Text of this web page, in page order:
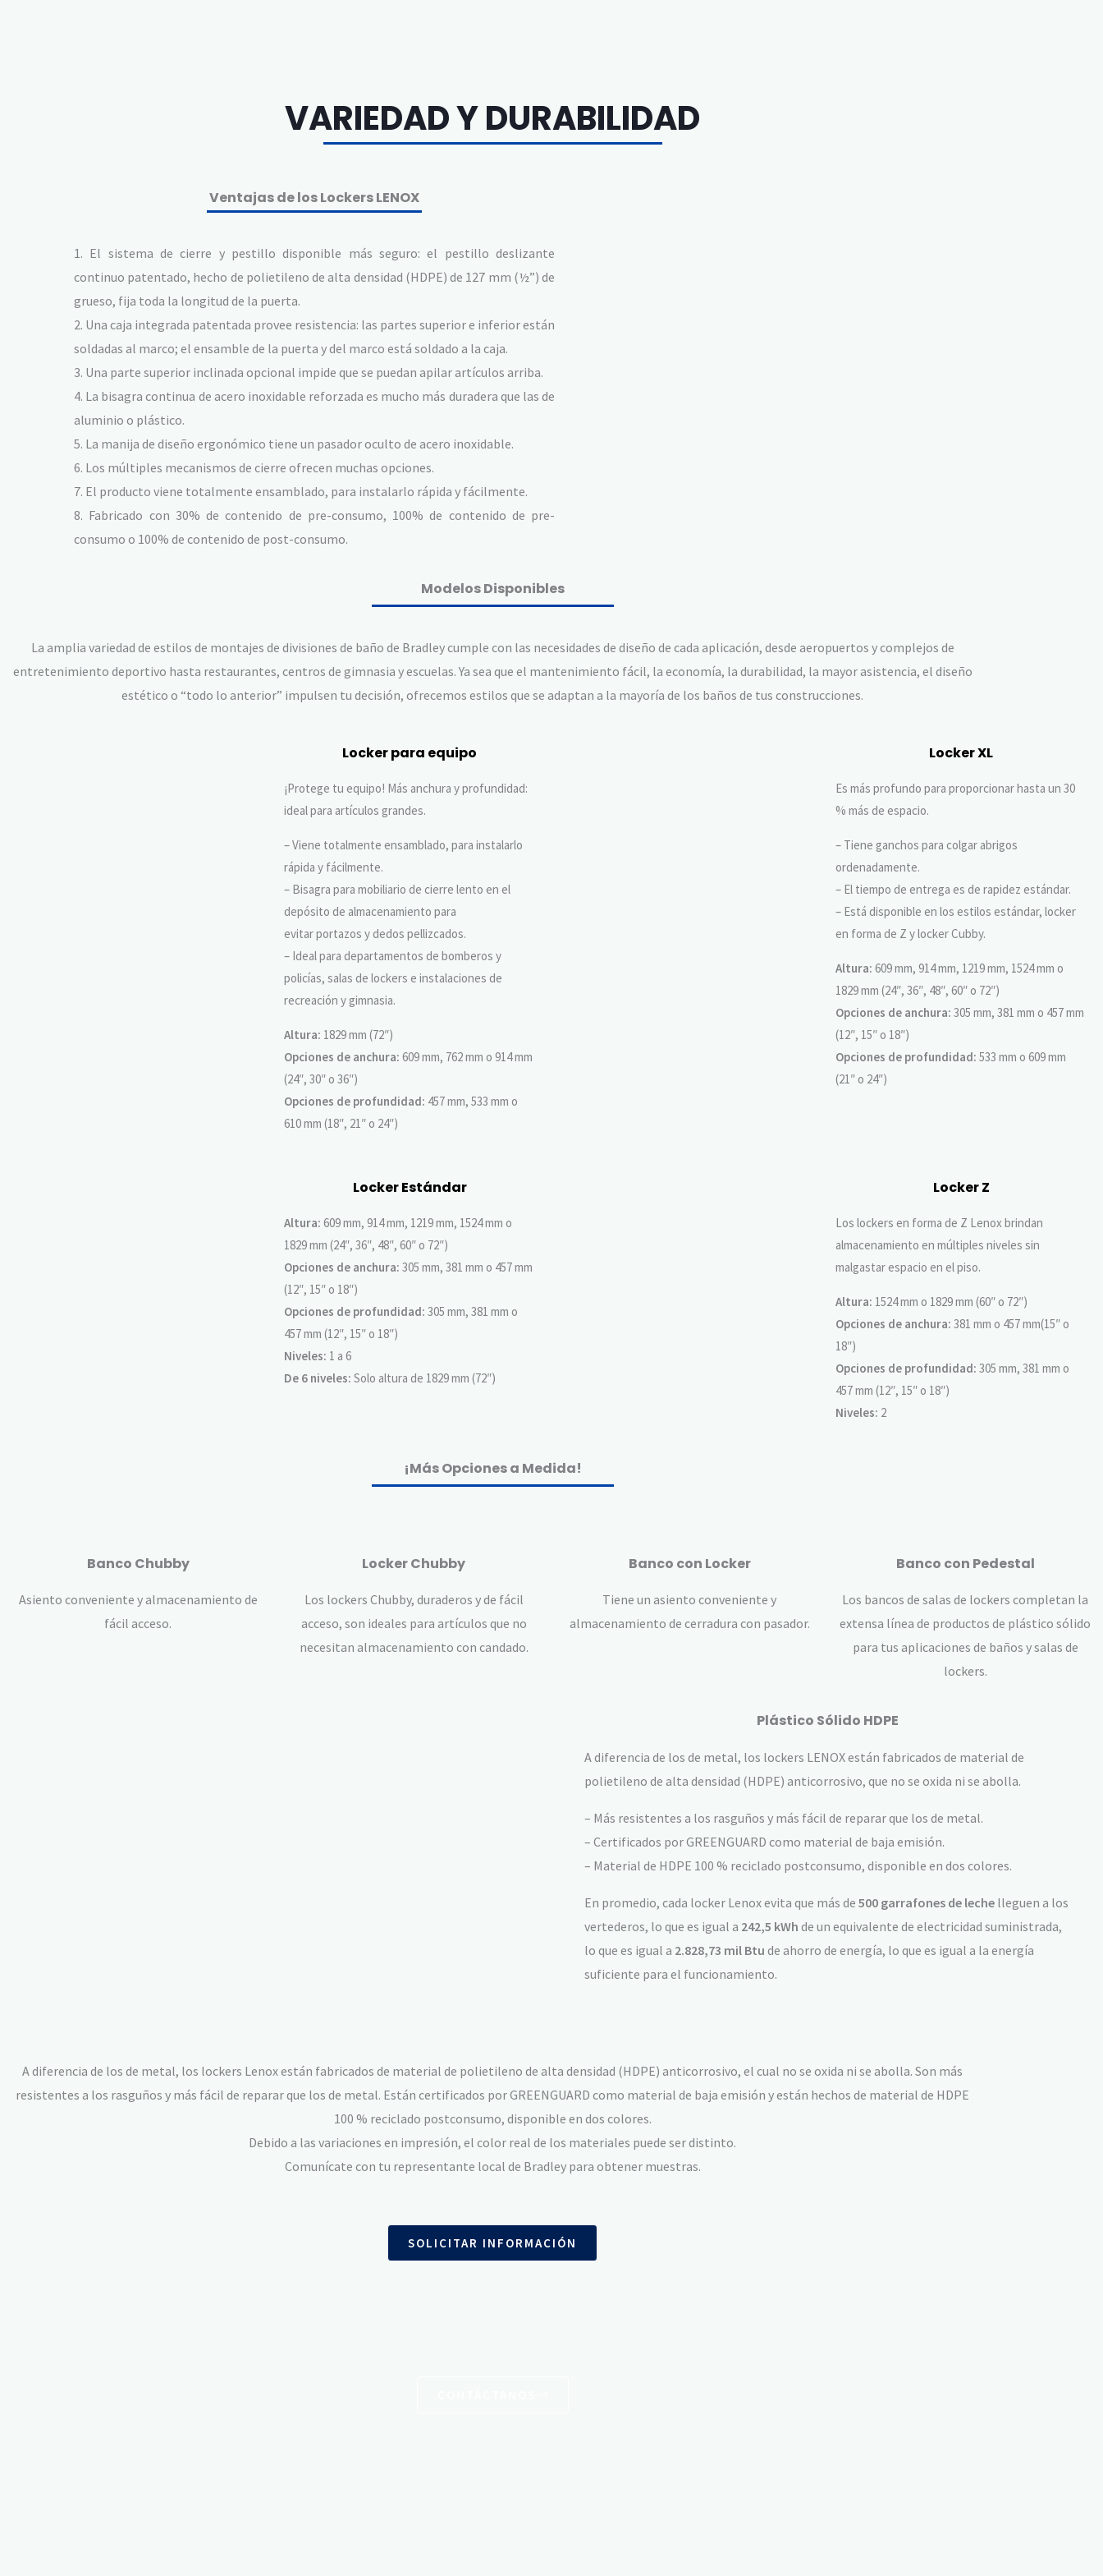
VARIEDAD Y DURABILIDAD
Ventajas de los Lockers LENOX
1. El sistema de cierre y pestillo disponible más seguro: el pestillo deslizante
continuo patentado, hecho de polietileno de alta densidad (HDPE) de 127 mm (½”) de
grueso, fija toda la longitud de la puerta.
2. Una caja integrada patentada provee resistencia: las partes superior e inferior están
soldadas al marco; el ensamble de la puerta y del marco está soldado a la caja.
3. Una parte superior inclinada opcional impide que se puedan apilar artículos arriba.
4. La bisagra continua de acero inoxidable reforzada es mucho más duradera que las de
aluminio o plástico.
5. La manija de diseño ergonómico tiene un pasador oculto de acero inoxidable.
6. Los múltiples mecanismos de cierre ofrecen muchas opciones.
7. El producto viene totalmente ensamblado, para instalarlo rápida y fácilmente.
8. Fabricado con 30% de contenido de pre-consumo, 100% de contenido de pre-
consumo o 100% de contenido de post-consumo.
Modelos Disponibles
La amplia variedad de estilos de montajes de divisiones de baño de Bradley cumple con las necesidades de diseño de cada aplicación, desde aeropuertos y complejos de
entretenimiento deportivo hasta restaurantes, centros de gimnasia y escuelas. Ya sea que el mantenimiento fácil, la economía, la durabilidad, la mayor asistencia, el diseño
estético o “todo lo anterior” impulsen tu decisión, ofrecemos estilos que se adaptan a la mayoría de los baños de tus construcciones.
Locker para equipo
¡Protege tu equipo! Más anchura y profundidad:
ideal para artículos grandes.
– Viene totalmente ensamblado, para instalarlo
rápida y fácilmente.
– Bisagra para mobiliario de cierre lento en el
depósito de almacenamiento para
evitar portazos y dedos pellizcados.
– Ideal para departamentos de bomberos y
policías, salas de lockers e instalaciones de
recreación y gimnasia.
Altura: 1829 mm (72″)
Opciones de anchura: 609 mm, 762 mm o 914 mm
(24″, 30″ o 36″)
Opciones de profundidad: 457 mm, 533 mm o
610 mm (18″, 21″ o 24″)
Locker XL
Es más profundo para proporcionar hasta un 30
% más de espacio.
– Tiene ganchos para colgar abrigos
ordenadamente.
– El tiempo de entrega es de rapidez estándar.
– Está disponible en los estilos estándar, locker
en forma de Z y locker Cubby.
Altura: 609 mm, 914 mm, 1219 mm, 1524 mm o
1829 mm (24″, 36″, 48″, 60″ o 72″)
Opciones de anchura: 305 mm, 381 mm o 457 mm
(12″, 15″ o 18″)
Opciones de profundidad: 533 mm o 609 mm
(21″ o 24″)
Locker Estándar
Altura: 609 mm, 914 mm, 1219 mm, 1524 mm o
1829 mm (24″, 36″, 48″, 60″ o 72″)
Opciones de anchura: 305 mm, 381 mm o 457 mm
(12″, 15″ o 18″)
Opciones de profundidad: 305 mm, 381 mm o
457 mm (12″, 15″ o 18″)
Niveles: 1 a 6
De 6 niveles: Solo altura de 1829 mm (72″)
Locker Z
Los lockers en forma de Z Lenox brindan
almacenamiento en múltiples niveles sin
malgastar espacio en el piso.
Altura: 1524 mm o 1829 mm (60″ o 72″)
Opciones de anchura: 381 mm o 457 mm(15″ o
18″)
Opciones de profundidad: 305 mm, 381 mm o
457 mm (12″, 15″ o 18″)
Niveles: 2
¡Más Opciones a Medida!
Banco Chubby
Asiento conveniente y almacenamiento de
fácil acceso.
Locker Chubby
Los lockers Chubby, duraderos y de fácil
acceso, son ideales para artículos que no
necesitan almacenamiento con candado.
Banco con Locker
Tiene un asiento conveniente y
almacenamiento de cerradura con pasador.
Banco con Pedestal
Los bancos de salas de lockers completan la
extensa línea de productos de plástico sólido
para tus aplicaciones de baños y salas de
lockers.
Plástico Sólido HDPE
A diferencia de los de metal, los lockers LENOX están fabricados de material de
polietileno de alta densidad (HDPE) anticorrosivo, que no se oxida ni se abolla.
– Más resistentes a los rasguños y más fácil de reparar que los de metal.
– Certificados por GREENGUARD como material de baja emisión.
– Material de HDPE 100 % reciclado postconsumo, disponible en dos colores.
En promedio, cada locker Lenox evita que más de 500 garrafones de leche lleguen a los
vertederos, lo que es igual a 242,5 kWh de un equivalente de electricidad suministrada,
lo que es igual a 2.828,73 mil Btu de ahorro de energía, lo que es igual a la energía
suficiente para el funcionamiento.
A diferencia de los de metal, los lockers Lenox están fabricados de material de polietileno de alta densidad (HDPE) anticorrosivo, el cual no se oxida ni se abolla. Son más
resistentes a los rasguños y más fácil de reparar que los de metal. Están certificados por GREENGUARD como material de baja emisión y están hechos de material de HDPE
100 % reciclado postconsumo, disponible en dos colores.
Debido a las variaciones en impresión, el color real de los materiales puede ser distinto.
Comunícate con tu representante local de Bradley para obtener muestras.
SOLICITAR INFORMACIÓN